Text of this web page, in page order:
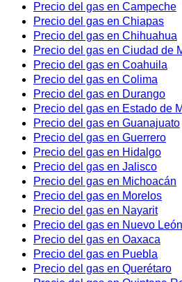
Precio del gas en Campeche
Precio del gas en Chiapas
Precio del gas en Chihuahua
Precio del gas en Ciudad de
Precio del gas en Coahuila
Precio del gas en Colima
Precio del gas en Durango
Precio del gas en Estado de
Precio del gas en Guanajuato
Precio del gas en Guerrero
Precio del gas en Hidalgo
Precio del gas en Jalisco
Precio del gas en Michoacán
Precio del gas en Morelos
Precio del gas en Nayarit
Precio del gas en Nuevo León
Precio del gas en Oaxaca
Precio del gas en Puebla
Precio del gas en Querétaro